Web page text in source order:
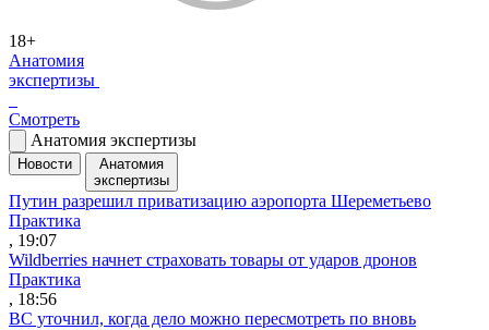
18+
Анатомия
экспертизы
Смотреть
Анатомия экспертизы
Новости
Анатомия
экспертизы
Путин разрешил приватизацию аэропорта Шереметьево
Практика
, 19:07
Wildberries начнет страховать товары от ударов дронов
Практика
, 18:56
ВС уточнил, когда дело можно пересмотреть по вновь